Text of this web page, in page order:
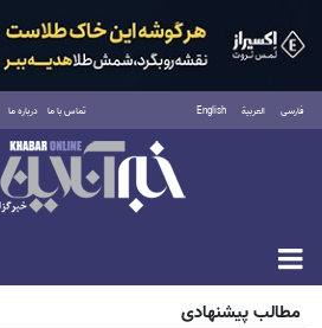
فارسی العربية English تماس با ما درباره ما
شنبه ۱۷ مرداد ۱۴۰۵
مطالب پیشنهادی